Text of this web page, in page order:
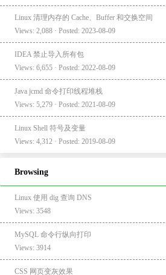
Linux 清理内存的 Cache、Buffer 和交换空间
Views: 2,088 · Posted: 2023-08-09
IDEA 禁止导入所有包
Views: 6,655 · Posted: 2022-08-09
Java jcmd 命令打印线程堆栈
Views: 5,279 · Posted: 2021-08-09
Linux Shell 符号及变量
Views: 4,312 · Posted: 2019-08-09
Browsing
Linux 使用 dig 查询 DNS
Views: 3548
MySQL 命令行纵向打印
Views: 3914
CSS 网页变灰效果